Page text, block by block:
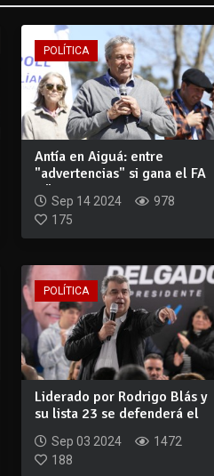
POLÍTICA
Antía en Aiguá: entre
"advertencias" si gana el FA
y "mensaj...
Sep 14 2024
978
175
POLÍTICA
Liderado por Rodrigo Blás y
su lista 23 se defenderá el
Sep 03 2024
1472
188